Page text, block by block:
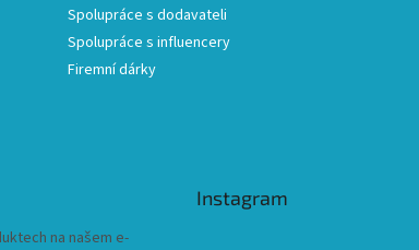
Spolupráce s dodavateli
Spolupráce s influencery
Firemní dárky
na našem e-
Instagram